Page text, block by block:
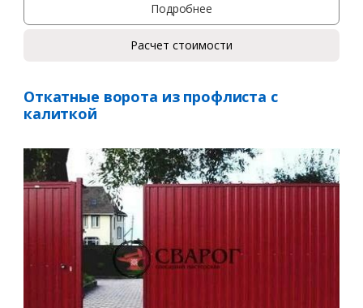
Подробнее
Расчет стоимости
Откатные ворота из профлиста с
калиткой